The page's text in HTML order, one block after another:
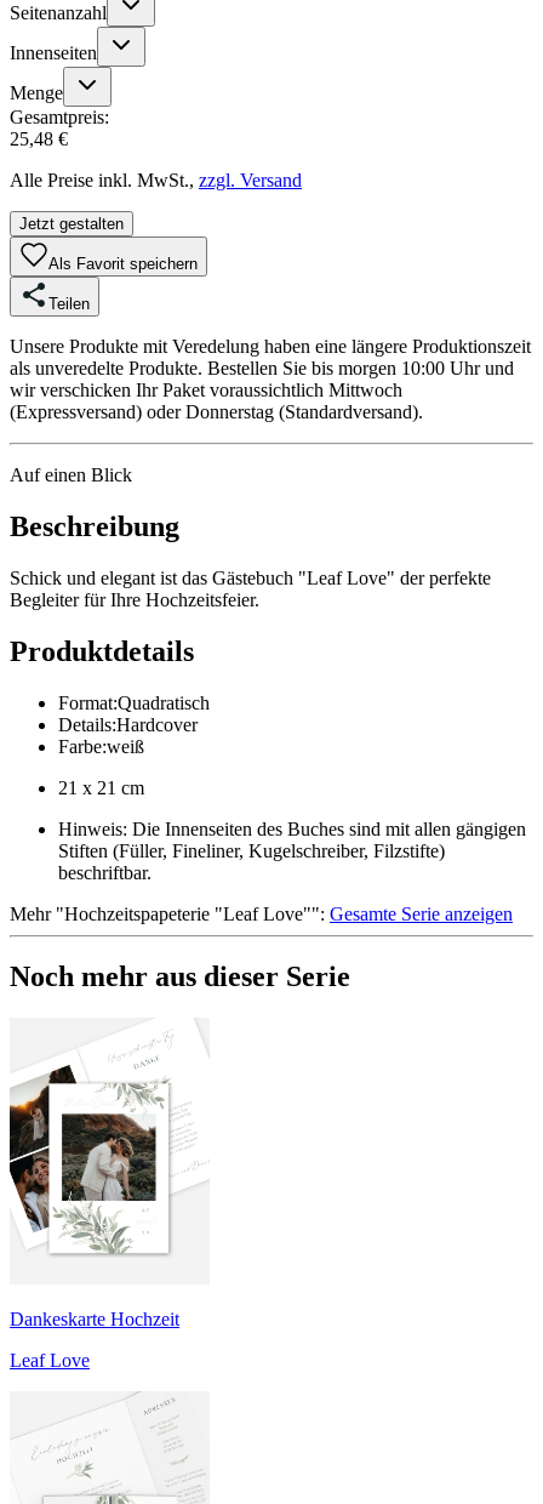
Seitenanzahl
Innenseiten
Menge
Gesamtpreis:
25,48 €
Alle Preise inkl. MwSt., zzgl. Versand
Jetzt gestalten
Als Favorit speichern
Teilen
Unsere Produkte mit Veredelung haben eine längere Produktionszeit
als unveredelte Produkte. Bestellen Sie bis morgen 10:00 Uhr und
wir verschicken Ihr Paket voraussichtlich Mittwoch
(Expressversand) oder Donnerstag (Standardversand).
Auf einen Blick
Beschreibung
Schick und elegant ist das Gästebuch "Leaf Love" der perfekte
Begleiter für Ihre Hochzeitsfeier.
Produktdetails
Format:Quadratisch
Details:Hardcover
Farbe:weiß
21 x 21 cm
Hinweis: Die Innenseiten des Buches sind mit allen gängigen
Stiften (Füller, Fineliner, Kugelschreiber, Filzstifte)
beschriftbar.
Mehr"Hochzeitspapeterie "Leaf Love"": Gesamte Serie anzeigen
Noch mehr aus dieser Serie
Dankeskarte Hochzeit
Leaf Love